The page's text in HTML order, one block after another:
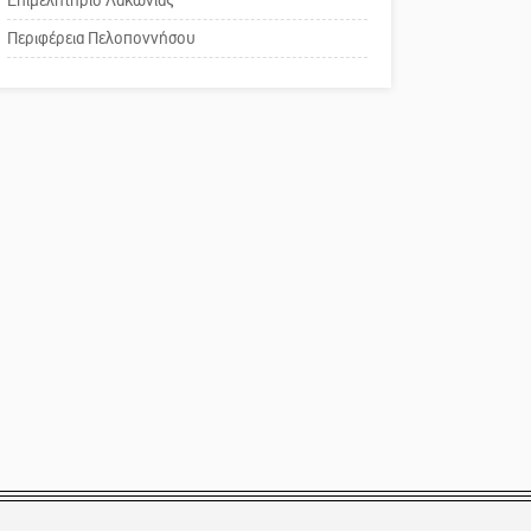
Το δικό σας σχόλιο:
Παράδειγμα κοινωνικής
Περιφέρεια Πελοποννήσου